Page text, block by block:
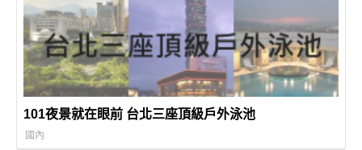
101夜景就在眼前 台北三座頂級戶外泳池
國內